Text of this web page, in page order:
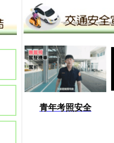
青年考照安全